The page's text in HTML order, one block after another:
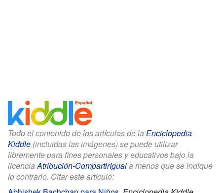
Todo el contenido de los artículos de la Enciclopedia
Kiddle (incluidas las imágenes) se puede utilizar
libremente para fines personales y educativos bajo la
licenciaAtribución-CompartirIguala menos que se indique
lo contrario. Citar este artículo: